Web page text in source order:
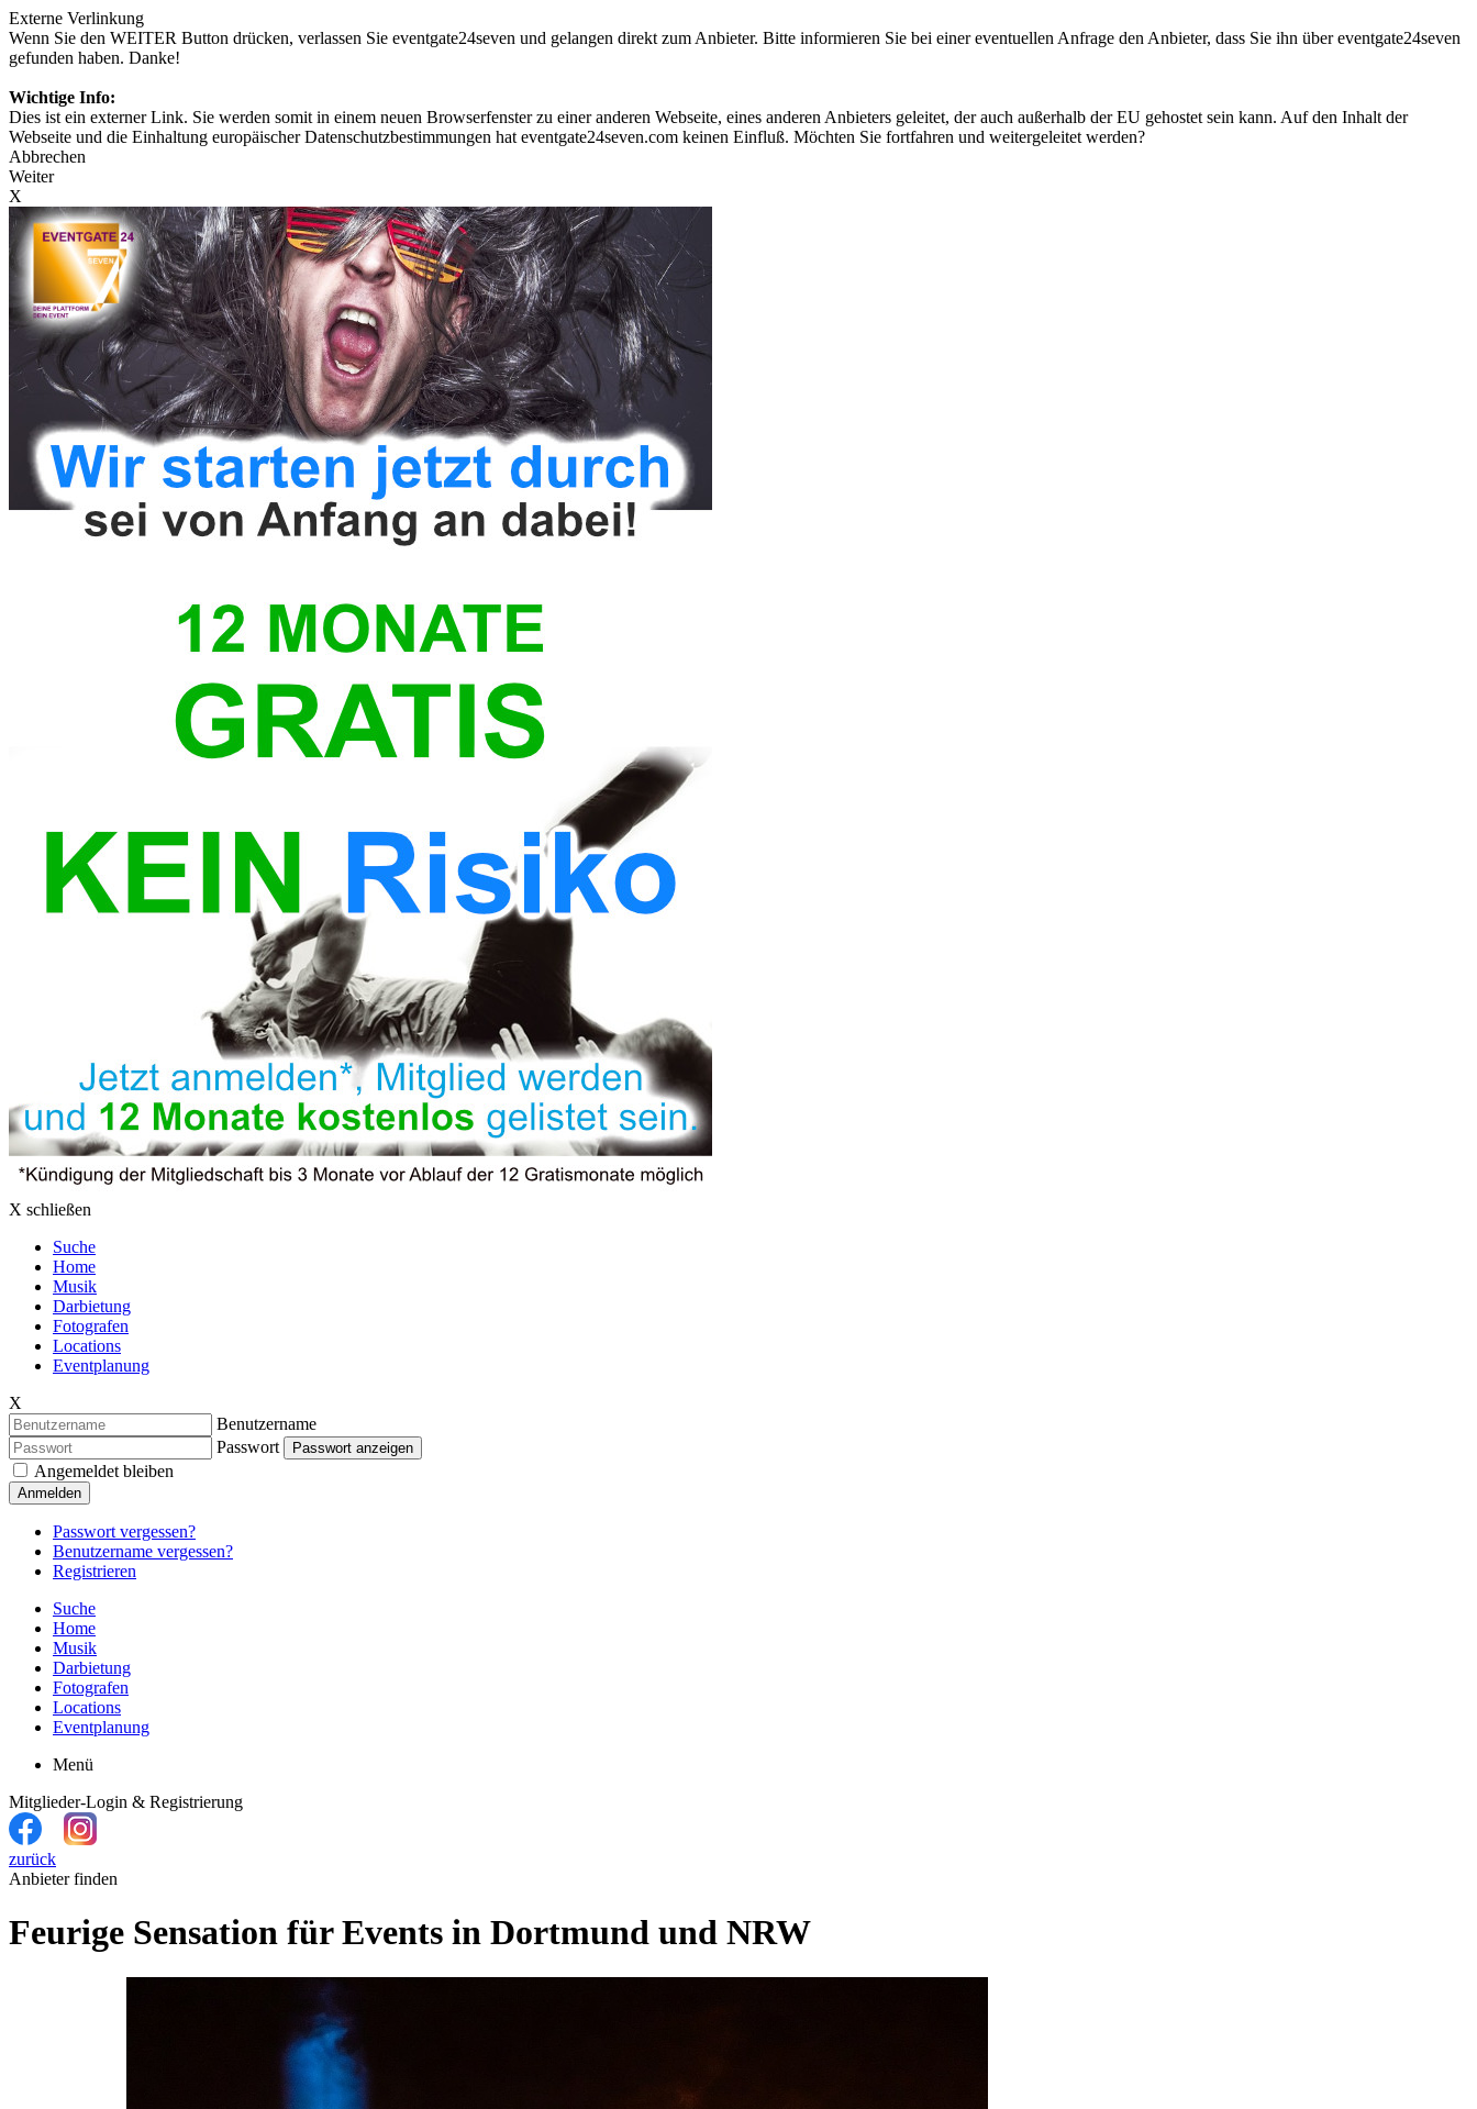
Externe Verlinkung
Wenn Sie den WEITER Button drücken, verlassen Sie eventgate24seven und gelangen direkt zum Anbieter. Bitte informieren Sie bei einer eventuellen Anfrage den Anbieter, dass Sie ihn über eventgate24seven
gefunden haben. Danke!
Wichtige Info:
Dies ist ein externer Link. Sie werden somit in einem neuen Browserfenster zu einer anderen Webseite, eines anderen Anbieters geleitet, der auch außerhalb der EU gehostet sein kann. Auf den Inhalt der
Webseite und die Einhaltung europäischer Datenschutzbestimmungen hat eventgate24seven.com keinen Einfluß. Möchten Sie fortfahren und weitergeleitet werden?
Abbrechen
Weiter
X
X schließen
Suche
Home
Musik
Darbietung
Fotografen
Locations
Eventplanung
X
Benutzername
Passwort
Passwort anzeigen
Angemeldet bleiben
Anmelden
Passwort vergessen?
Benutzername vergessen?
Registrieren
Suche
Home
Musik
Darbietung
Fotografen
Locations
Eventplanung
Menü
Mitglieder-Login & Registrierung
zurück
Anbieter finden
Feurige Sensation für Events in Dortmund und NRW